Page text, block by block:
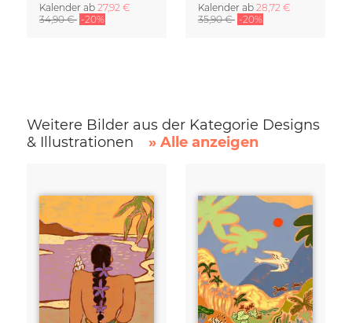
Kalender ab 27,92 €
34,90 € -20%
Kalender ab 28,72 €
35,90 € -20%
Weitere Bilder aus der Kategorie Designs
& Illustrationen
» Alle anzeigen